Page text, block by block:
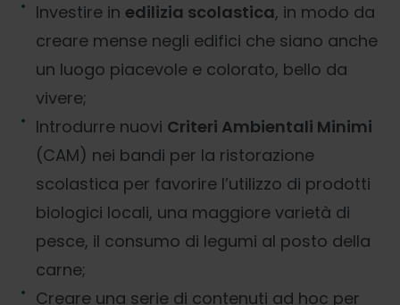
Investire in edilizia scolastica, in modo da
creare mense negli edifici che siano anche
un luogo piacevole e colorato, bello da
vivere;
Introdurre nuovi Criteri Ambientali Minimi
(CAM) nei bandi per la ristorazione
scolastica per favorire l’utilizzo di prodotti
biologici locali, una maggiore varietà di
pesce, il consumo di legumi al posto della
carne;
Creare una serie di contenuti ad hoc per